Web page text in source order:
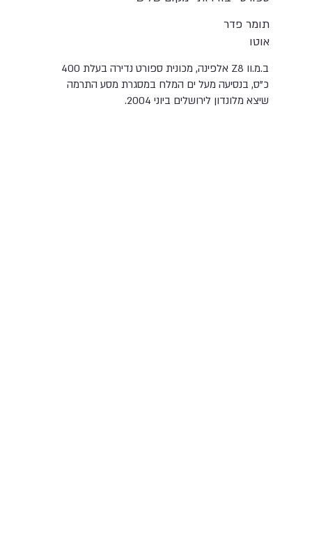
תומר פדר
אוטו
ב.מ.וו Z8 אלפינה, מכונית ספורט נדירה בעלת 400
כ"ס, בנסיעה מעל ים המלח במסגרת מסע התרמה
שיצא מלונדון לירושלים ביוני 2004.